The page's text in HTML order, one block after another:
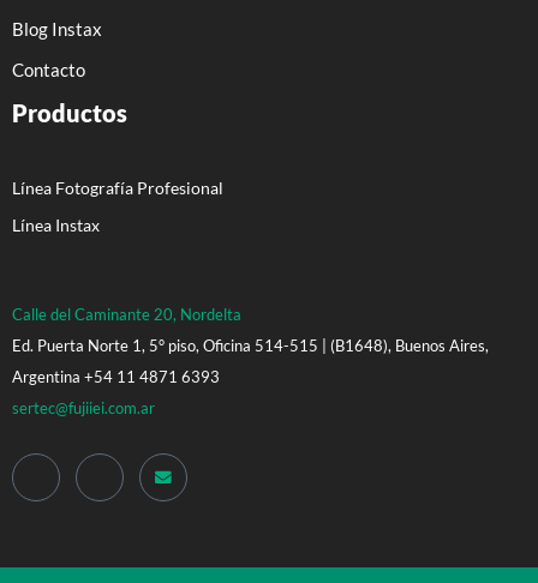
Blog Instax
Contacto
Productos
Línea Fotografía Profesional
Línea Instax
Calle del Caminante 20, Nordelta
Ed. Puerta Norte 1, 5° piso, Oficina 514-515 | (B1648), Buenos Aires,
Argentina +54 11 4871 6393
sertec@fujiiei.com.ar